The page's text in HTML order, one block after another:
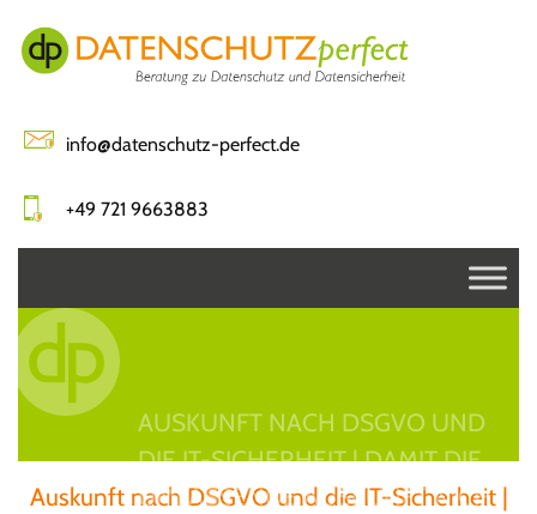
content
info@datenschutz-perfect.de
+49 721 9663883
AUSKUNFT NACH DSGVO UND
DIE IT-SICHERHEIT | DAMIT DIE
UMFASSENDE AUSKUNFT NICHT
Auskunft nach DSGVO und die IT-Sicherheit |